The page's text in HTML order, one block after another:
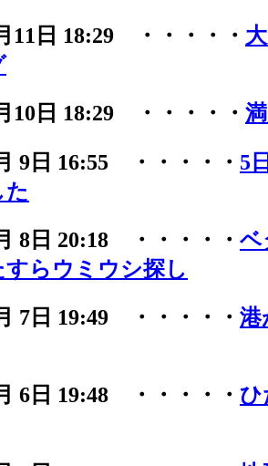
11日 18:29 ・・・・・
10日 18:29 ・・・・・
9日 16:55 ・・・・・ 5
た
8日 20:18 ・・・・・ ベ
らウミウシ探し
7日 19:49 ・・・・・ 港
6日 19:48 ・・・・・ ひ